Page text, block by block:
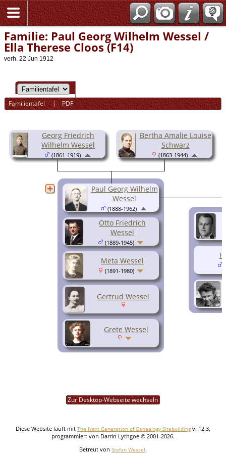
Familie: Paul Georg Wilhelm Wessel /
Ella Therese Cloos (F14)
verh. 22 Jun 1912
Familientafel|PDF
Georg Friedrich
Wilhelm Wessel
(1861-1919)
Bertha Amalie Louise
Schwarz
(1863-1944)
Otto Friedrich
Wessel
(1889-1945)
Meta Wessel
(1891-1980)
Gertrud Wessel
Grete Wessel
Paul Georg Wilhelm
Wessel
(1888-1962)
Zur Desktop-Webseite wechseln
Diese Website läuft mit The Next Generation of Genealogy Sitebuilding v. 12.3,
programmiert von Darrin Lythgoe © 2001-2026.
Betreut von Stefan Wessel.